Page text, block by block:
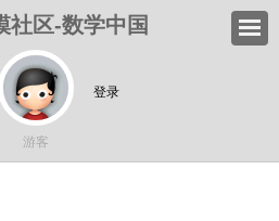
社区-数学中国
登录
游客